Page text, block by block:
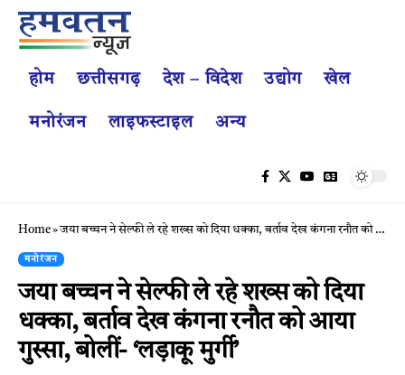
होम छत्तीसगढ़ देश – विदेश उद्योग खेल
मनोरंजन लाइफस्टाइल अन्य
Home»जया बच्चन ने सेल्फी ले रहे शख्स को दिया धक्का, बर्ताव देख कंगना रनौत को आया गुस्सा, बोलीं- ‘लड़ाकू मुर्गी’
मनोरंजन
जया बच्चन ने सेल्फी ले रहे शख्स को दिया
धक्का, बर्ताव देख कंगना रनौत को आया
गुस्सा, बोलीं- ‘लड़ाकू मुर्गी’